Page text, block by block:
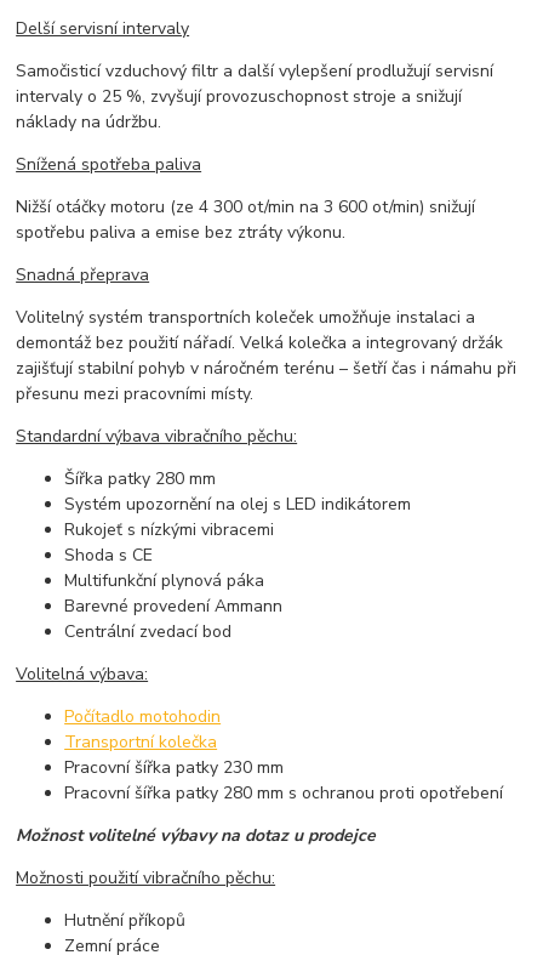
Delší servisní intervaly
Samočisticí vzduchový filtr a další vylepšení prodlužují servisní
intervaly o 25 %, zvyšují provozuschopnost stroje a snižují
náklady na údržbu.
Snížená spotřeba paliva
Nižší otáčky motoru (ze 4 300 ot/min na 3 600 ot/min) snižují
spotřebu paliva a emise bez ztráty výkonu.
Snadná přeprava
Volitelný systém transportních koleček umožňuje instalaci a
demontáž bez použití nářadí. Velká kolečka a integrovaný držák
zajišťují stabilní pohyb v náročném terénu – šetří čas i námahu při
přesunu mezi pracovními místy.
Standardní výbava vibračního pěchu:
Šířka patky 280 mm
Systém upozornění na olej s LED indikátorem
Rukojeť s nízkými vibracemi
Shoda s CE
Multifunkční plynová páka
Barevné provedení Ammann
Centrální zvedací bod
Volitelná výbava:
Počítadlo motohodin
Transportní kolečka
Pracovní šířka patky 230 mm
Pracovní šířka patky 280 mm s ochranou proti opotřebení
Možnost volitelné výbavy na dotaz u prodejce
Možnosti použití vibračního pěchu:
Hutnění příkopů
Zemní práce